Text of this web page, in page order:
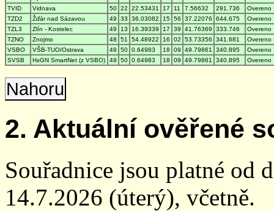
TVID
Vidnava 50 22 22.53431 17 11 7.56632 291.736
Overeno
TZD2
Žďár nad Sázavou 49 33 36.03082 15 56 37.22076 644.675
Overeno
TZL3
Zlín - Kostelec 49 13 16.39339 17 39 41.76369 333.746
Overeno
TZNO
Znojmo 48 51 54.48922 16 02 53.73356 341.681
Overeno
VSBO
VŠB-TUO/Ostrava 49 50 0.64983 18 09 49.79861 340.895
Overeno
SVSB
HxGN SmartNet (z VSBO) 49 50 0.64983 18 09 49.79861 340.895 Overeno
Nahoru
2. Aktuální ověřené
Souřadnice jsou platné od
14.7.2026 (úterý), včetně.